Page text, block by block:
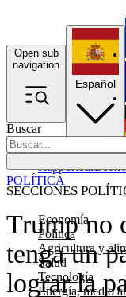
Open sub
navigation
Buscar
SECCIONES
Economía
Política
Agricultura y
Salud
Tecnología
Energía, medio
Rapporteur
Español
Trump no
tenga un
lograr la
POLÍTICA